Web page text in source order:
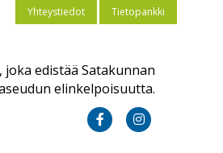
Yhteystiedot Tietopankki
edistää Satakunnan
elinkelpoisuutta.